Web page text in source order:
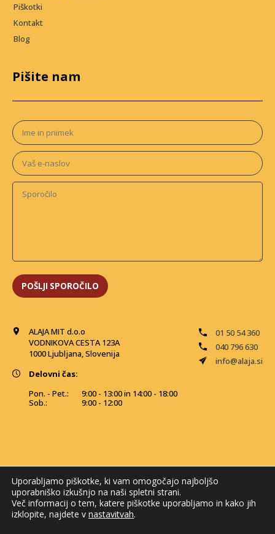
ALAJA MIT d.o.o
VODNIKOVA CESTA 123A
1000 Ljubljana, Slovenija
01 50 54 360
040 796 630
info@alaja.si
Delovni čas:
Pon. - Pet.:
Sob.:
9:00 - 13:00 in 14:00 - 18:00
9:00 - 12:00
Piškotki
Kontakt
Blog
Pišite nam
Uporabljamo piškotke, ki vam omogočajo najboljšo
uporabniško izkušnjo na naši spletni strani.
Več informacij o tem, katere piškotke uporabljamo in kako jih
izklopite, najdete v nastavitvah.